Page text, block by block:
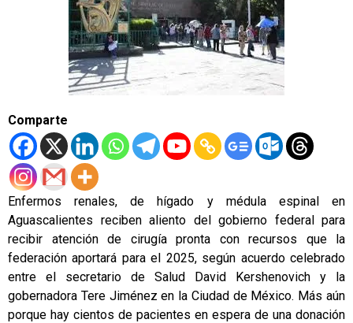
Comparte
Enfermos renales, de hígado y médula espinal en
Aguascalientes reciben aliento del gobierno federal para
recibir atención de cirugía pronta con recursos que la
federación aportará para el 2025, según acuerdo celebrado
entre el secretario de Salud David Kershenovich y la
gobernadora Tere Jiménez en la Ciudad de México. Más aún
porque hay cientos de pacientes en espera de una donación